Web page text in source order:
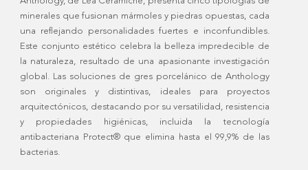
minerales que fusionan mármoles y piedras opuestas, cada
una reflejando personalidades fuertes e inconfundibles.
Este conjunto estético celebra la belleza impredecible de
la naturaleza, resultado de una apasionante investigación
global. Las soluciones de gres porcelánico de Anthology
son originales y distintivas, ideales para proyectos
arquitectónicos, destacando por su versatilidad, resistencia
y propiedades higiénicas, incluida la tecnología
antibacteriana Protect® que elimina hasta el 99,9% de las
bacterias.